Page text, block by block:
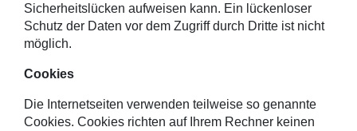
Sicherheitslücken aufweisen kann. Ein lückenloser
Schutz der Daten vor dem Zugriff durch Dritte ist nicht
möglich.
Cookies
Die Internetseiten verwenden teilweise so genannte
Cookies. Cookies richten auf Ihrem Rechner keinen